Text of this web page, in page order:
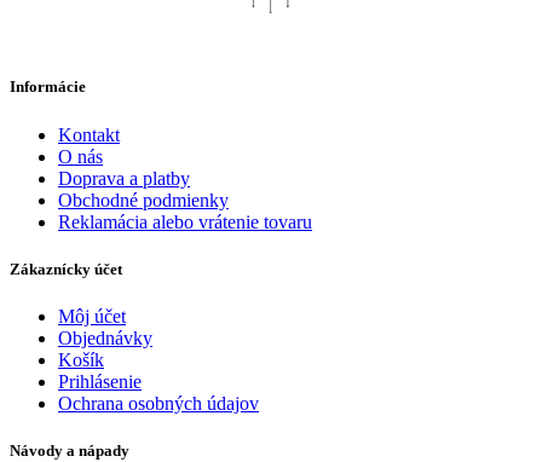
Informácie
Kontakt
O nás
Doprava a platby
Obchodné podmienky
Reklamácia alebo vrátenie tovaru
Zákaznícky účet
Môj účet
Objednávky
Košík
Prihlásenie
Ochrana osobných údajov
Návody a nápady